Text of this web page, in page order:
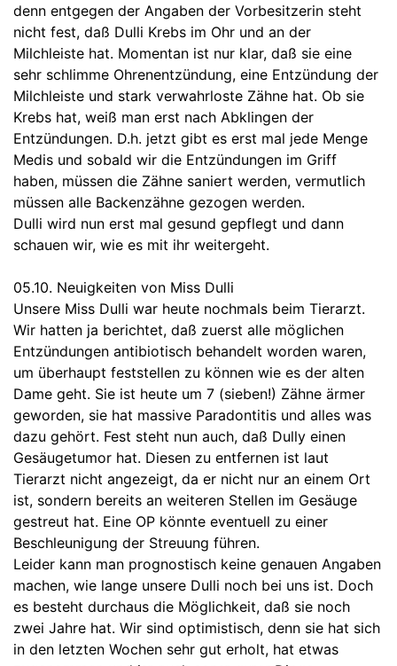
denn entgegen der Angaben der Vorbesitzerin steht
nicht fest, daß Dulli Krebs im Ohr und an der
Milchleiste hat. Momentan ist nur klar, daß sie eine
sehr schlimme Ohrenentzündung, eine Entzündung der
Milchleiste und stark verwahrloste Zähne hat. Ob sie
Krebs hat, weiß man erst nach Abklingen der
Entzündungen. D.h. jetzt gibt es erst mal jede Menge
Medis und sobald wir die Entzündungen im Griff
haben, müssen die Zähne saniert werden, vermutlich
müssen alle Backenzähne gezogen werden.
Dulli wird nun erst mal gesund gepflegt und dann
schauen wir, wie es mit ihr weitergeht.
05.10. Neuigkeiten von Miss Dulli
Unsere Miss Dulli war heute nochmals beim Tierarzt.
Wir hatten ja berichtet, daß zuerst alle möglichen
Entzündungen antibiotisch behandelt worden waren,
um überhaupt feststellen zu können wie es der alten
Dame geht. Sie ist heute um 7 (sieben!) Zähne ärmer
geworden, sie hat massive Paradontitis und alles was
dazu gehört. Fest steht nun auch, daß Dully einen
Gesäugetumor hat. Diesen zu entfernen ist laut
Tierarzt nicht angezeigt, da er nicht nur an einem Ort
ist, sondern bereits an weiteren Stellen im Gesäuge
gestreut hat. Eine OP könnte eventuell zu einer
Beschleunigung der Streuung führen.
Leider kann man prognostisch keine genauen Angaben
machen, wie lange unsere Dulli noch bei uns ist. Doch
es besteht durchaus die Möglichkeit, daß sie noch
zwei Jahre hat. Wir sind optimistisch, denn sie hat sich
in den letzten Wochen sehr gut erholt, hat etwas